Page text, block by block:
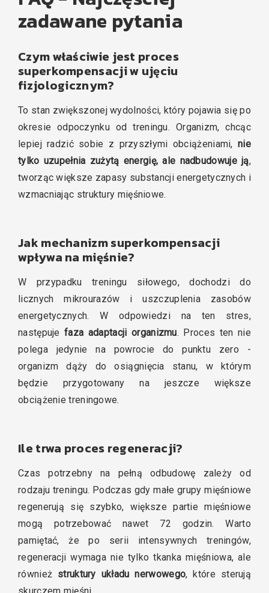
zadawane pytania
Czym właściwie jest proces
superkompensacji w ujęciu
fizjologicznym?
To stan zwiększonej wydolności, który pojawia się po
okresie odpoczynku od treningu. Organizm, chcąc
lepiej radzić sobie z przyszłymi obciążeniami,nie
tylko uzupełnia zużytą energię, ale nadbudowuje ją,
tworząc większe zapasy substancji energetycznych i
wzmacniając struktury mięśniowe.
Jak mechanizm superkompensacji
wpływa na mięśnie?
W przypadku treningu siłowego, dochodzi do
licznych mikrourazów i uszczuplenia zasobów
energetycznych. W odpowiedzi na ten stres,
następujefaza adaptacji organizmu. Proces ten nie
polega jedynie na powrocie do punktu zero -
organizm dąży do osiągnięcia stanu, w którym
będzie przygotowany na jeszcze większe
obciążenie treningowe.
Ile trwa proces regeneracji?
Czas potrzebny na pełną odbudowę zależy od
rodzaju treningu. Podczas gdy małe grupy mięśniowe
regenerują się szybko, większe partie mięśniowe
mogą potrzebować nawet 72 godzin. Warto
pamiętać, że po serii intensywnych treningów,
regeneracji wymaga nie tylko tkanka mięśniowa, ale
również struktury układu nerwowego, które sterują